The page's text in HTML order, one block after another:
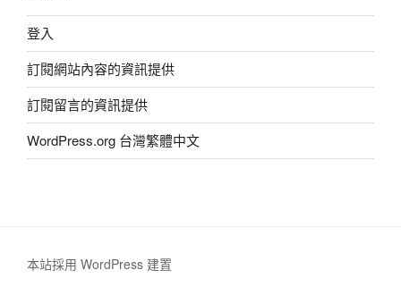
登入
訂閱網站內容的資訊提供
訂閱留言的資訊提供
WordPress.org 台灣繁體中文
本站採用 WordPress 建置